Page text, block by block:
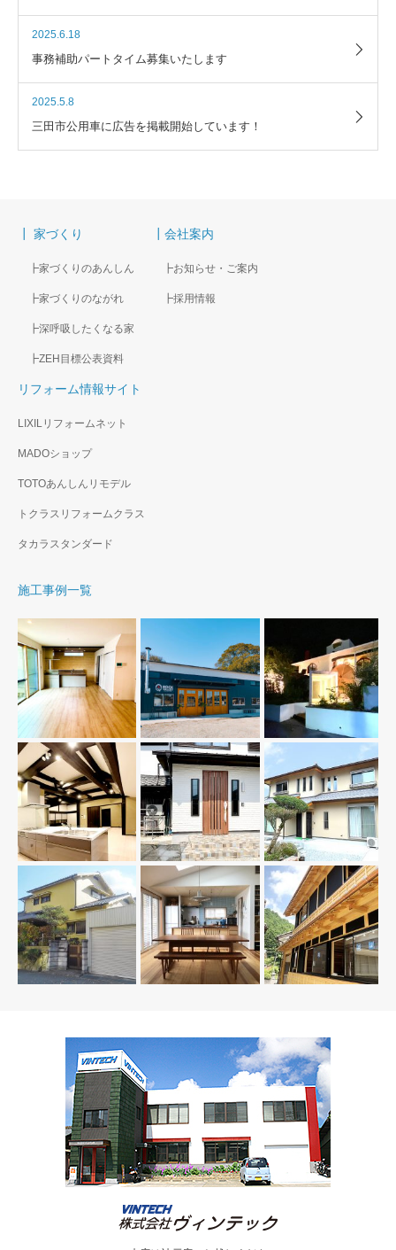
2025.6.18
事務補助パートタイム募集いたします
2025.5.8
三田市公用車に広告を掲載開始しています！
┃ 家づくり
┣家づくりのあんしん
┣家づくりのながれ
┣深呼吸したくなる家
┣ZEH目標公表資料
┃会社案内
┣お知らせ・ご案内
┣採用情報
リフォーム情報サイト
LIXILリフォームネット
MADOショップ
TOTOあんしんリモデル
トクラスリフォームクラス
タカラスタンダード
施工事例一覧